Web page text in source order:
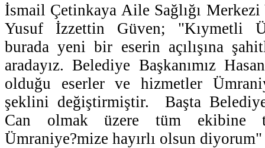
İsmail Çetinkaya Aile Sağlığı
Yusuf İzzettin Güven; "Kıymetli
burada yeni bir eserin açılışına
aradayız. Belediye Başkanımız
olduğu eserler ve hizmetler
şeklini değiştirmiştir. Başta Belediye
Can olmak üzere tüm ekibine
Ümraniye?mize hayırlı olsun